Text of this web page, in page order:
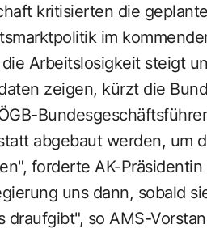
kritisierten die
im
Arbeitslosigkeit steigt
zeigen, kürzt die
abgebaut werden, um
forderte AK-
uns dann, sobald
so AMS-